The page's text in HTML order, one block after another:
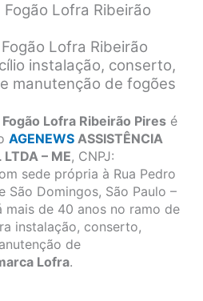
Lofra Ribeirão
Lofra Ribeirão
instalação, conserto,
manutenção de fogões
Lofra Ribeirão Pires é
AGENEWS ASSISTÊNCIA
– ME, CNPJ:
sede própria à Rua Pedro
São Domingos, São Paulo –
mais de 40 anos no ramo de
instalação, conserto,
de
Lofra.